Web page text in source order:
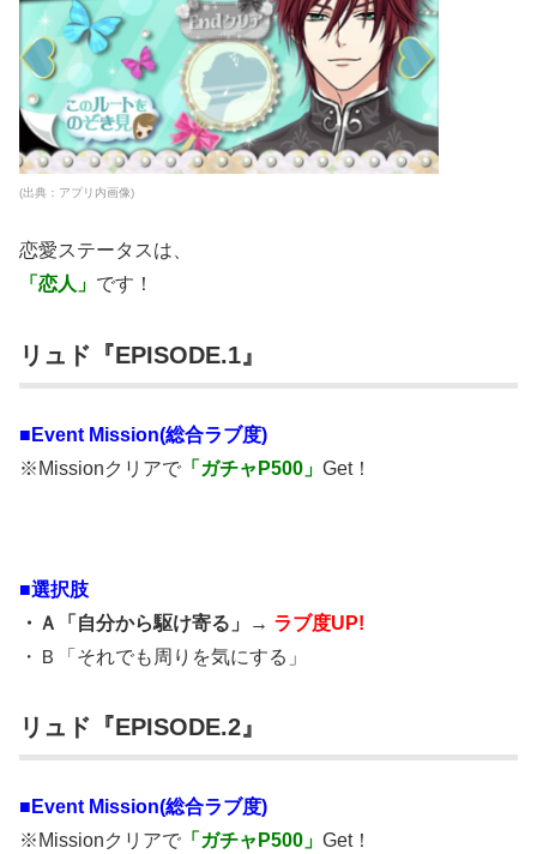
(出典：アプリ内画像)
恋愛ステータスは、
「恋人」 です！
リュド『EPISODE.1』
■ Event Mission(総合ラブ度)
※Missionクリアで 「ガチャP500」 Get！
■選択肢
・Ａ「自分から駆け寄る」→ ラブ度UP!
・Ｂ「それでも周りを気にする」
リュド『EPISODE.2』
■ Event Mission(総合ラブ度)
※Missionクリアで 「ガチャP500」 Get！